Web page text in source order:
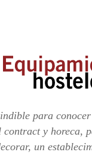
para
contract y horeca,
un